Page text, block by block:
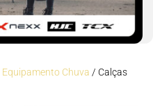
Equipamento Chuva / Calças